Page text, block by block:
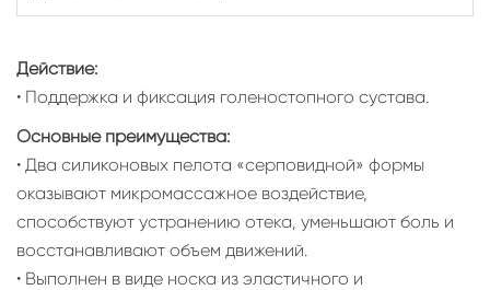
Действие:
• Поддержка и фиксация голеностопного сустава.
Основные преимущества:
• Два силиконовых пелота «серповидной» формы
оказывают микромассажное воздействие,
способствуют устранению отека, уменьшают боль и
восстанавливают объем движений.
• Выполнен в виде носка из эластичного и